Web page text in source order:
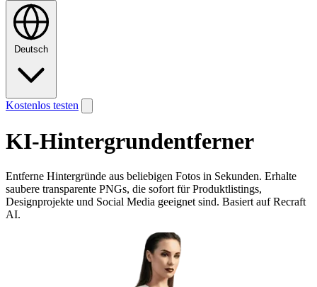
Deutsch
Kostenlos testen
KI-Hintergrundentferner
Entferne Hintergründe aus beliebigen Fotos in Sekunden. Erhalte
saubere transparente PNGs, die sofort für Produktlistings,
Designprojekte und Social Media geeignet sind. Basiert auf Recraft
AI.